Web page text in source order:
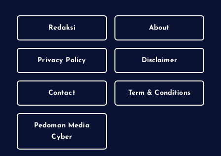
Redaksi About
Privacy Policy Disclaimer
Contact Term & Conditions
Pedoman Media
Cyber